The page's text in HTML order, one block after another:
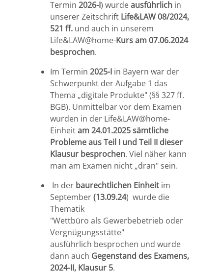
Termin2026-I) wurdeausführlich in
unserer Zeitschrift Life&LAW 08/2024,
521 ff. und auch in unserem
Life&LAW@home-Kurs am 07.06.2024
besprochen.
Im Termin2025-I in Bayern war der
Schwerpunkt der Aufgabe 1 das
Thema „digitale Produkte" (§§ 327 ff.
BGB). Unmittelbar vor dem Examen
wurden in der Life&LAW@home-
Einheitam 24.01.2025 sämtliche
Probleme aus Teil I und Teil II dieser
Klausur besprochen. Viel näher kann
man am Examen nicht „dran" sein.
In der baurechtlichen Einheit im
September(13.09.24) wurde die
Thematik
"Wettbüro als Gewerbebetrieb oder
Vergnügungsstätte"
ausführlich besprochen und wurde
dann auch Gegenstand des Examens,
2024-II, Klausur 5.